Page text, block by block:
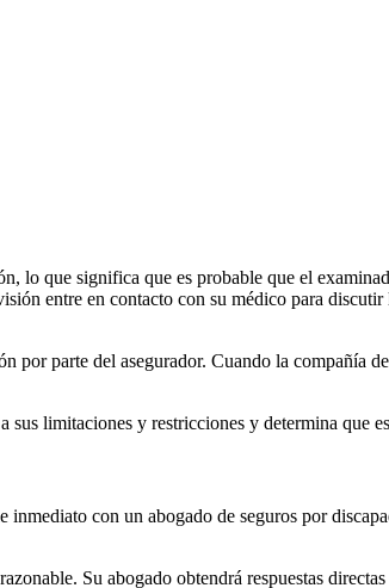
lo que significa que es probable que el
entre en contacto con su médico para
parte del asegurador. Cuando la compañía
limitaciones y restricciones y determina que
con un abogado de seguros por
Su abogado obtendrá respuestas